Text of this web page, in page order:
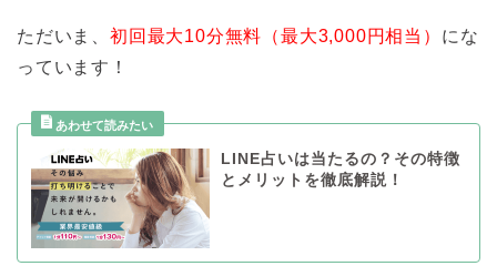
ただいま、 初回最大10分無料（最大3,000円相当） にな
っています！
LINE占いは当たるの？その特徴
とメリットを徹底解説！